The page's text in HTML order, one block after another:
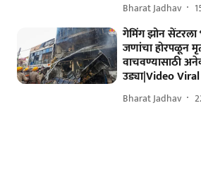
Bharat Jadhav
गेमिंग झोन
जणांचा होरपळून
वाचवण्यासाठी
उड्या|Video Viral
Bharat Jadhav